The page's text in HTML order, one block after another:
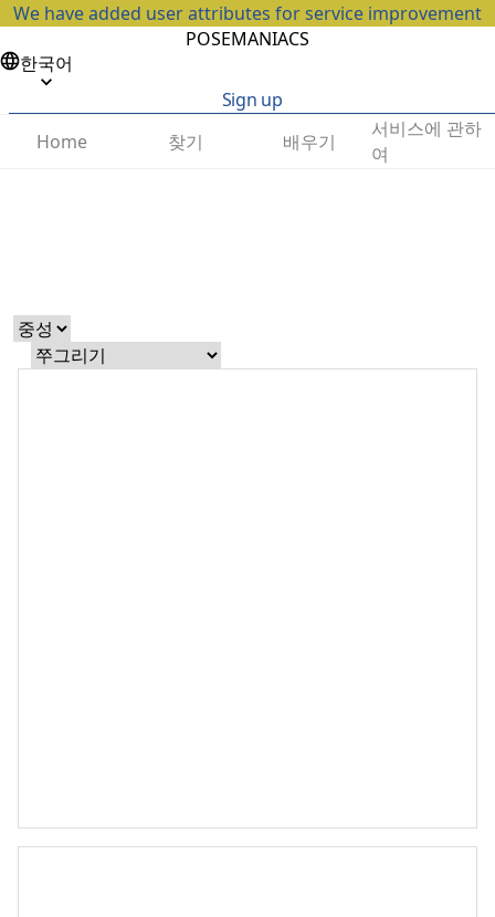
We have added user attributes for service improvement
POSEMANIACS
한국어
Sign up
Home
찾기 배우기
서비스에 관하
여